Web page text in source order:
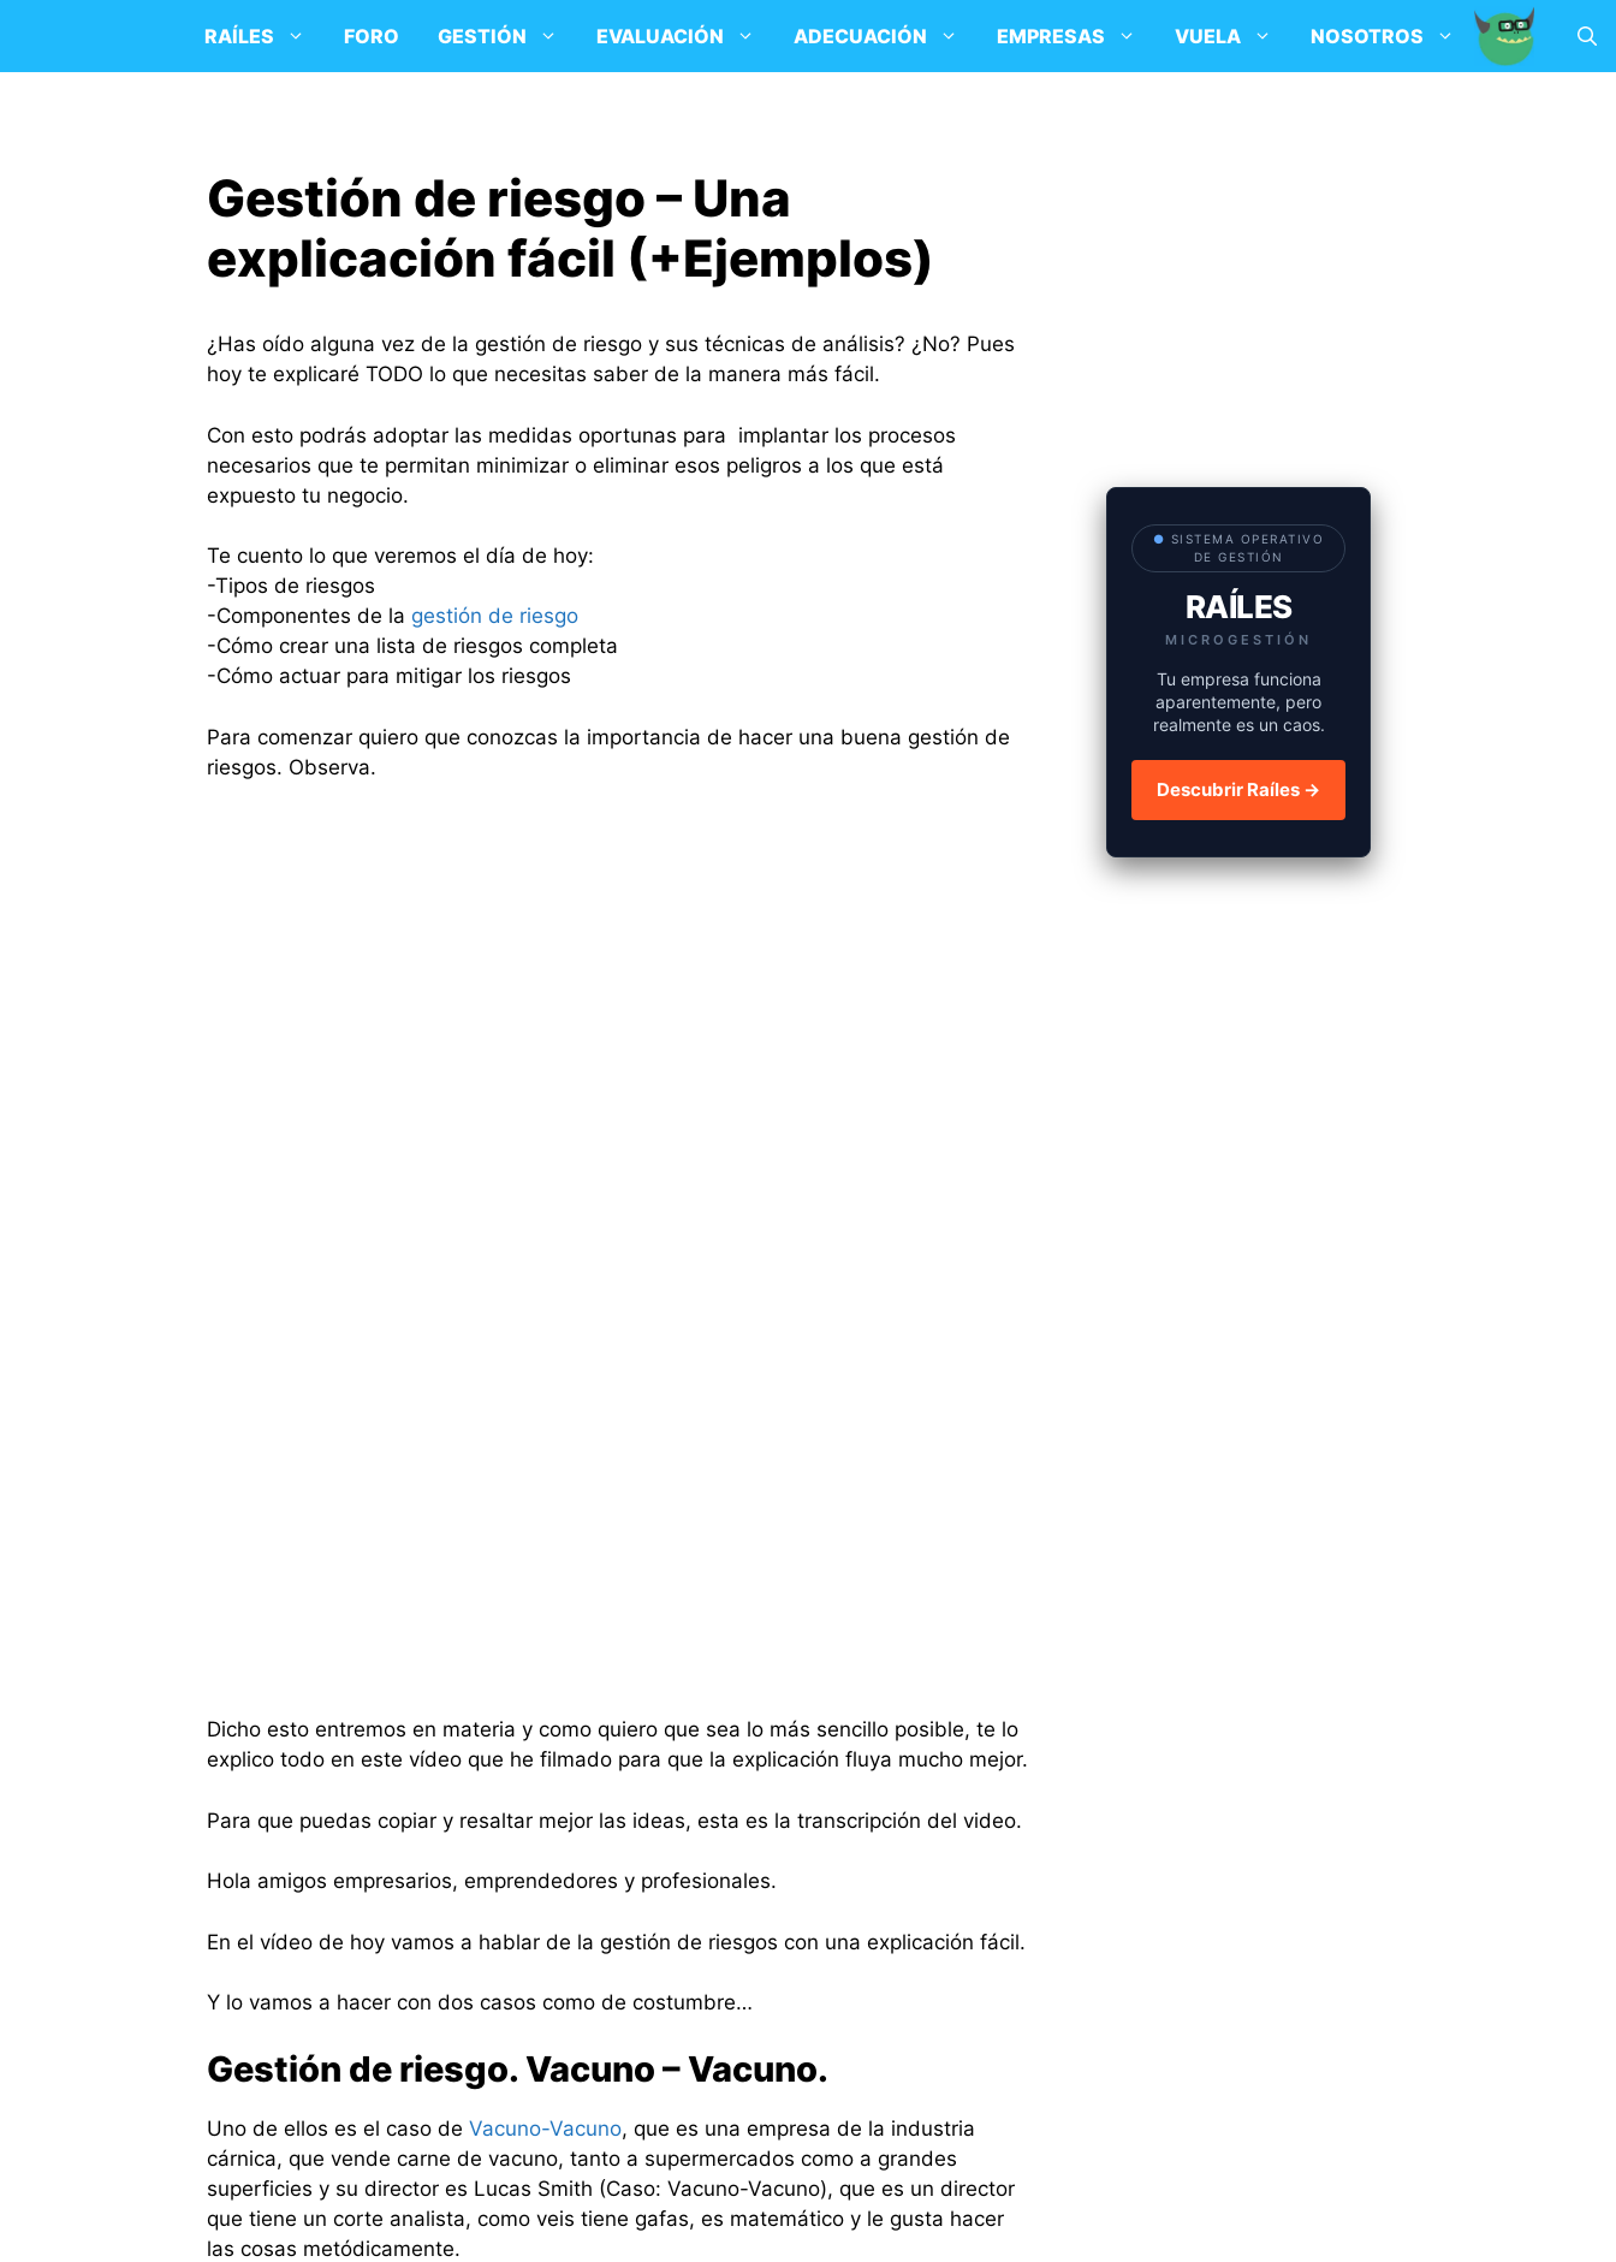
contenido
RAÍLES FORO GESTIÓN EVALUACIÓN ADECUACIÓN EMPRESAS VUELA NOSOTROS
Gestión de riesgo – Una
explicación fácil (+Ejemplos)
¿Has oído alguna vez de la gestión de riesgo y sus técnicas de análisis? ¿No? Pues
hoy te explicaré TODO lo que necesitas saber de la manera más fácil.
Con esto podrás adoptar las medidas oportunas para implantar los procesos
necesarios que te permitan minimizar o eliminar esos peligros a los que está
expuesto tu negocio.
Te cuento lo que veremos el día de hoy:
-Tipos de riesgos
-Componentes de la gestión de riesgo
-Cómo crear una lista de riesgos completa
-Cómo actuar para mitigar los riesgos
Para comenzar quiero que conozcas la importancia de hacer una buena gestión de
riesgos. Observa.
Dicho esto entremos en materia y como quiero que sea lo más sencillo posible, te lo
explico todo en este vídeo que he filmado para que la explicación fluya mucho mejor.
Para que puedas copiar y resaltar mejor las ideas, esta es la transcripción del video.
Hola amigos empresarios, emprendedores y profesionales.
En el vídeo de hoy vamos a hablar de la gestión de riesgos con una explicación fácil.
Y lo vamos a hacer con dos casos como de costumbre…
Gestión de riesgo. Vacuno – Vacuno.
Uno de ellos es el caso de Vacuno-Vacuno, que es una empresa de la industria
cárnica, que vende carne de vacuno, tanto a supermercados como a grandes
superficies y su director es Lucas Smith (Caso: Vacuno-Vacuno), que es un director
que tiene un corte analista, como veis tiene gafas, es matemático y le gusta hacer
las cosas metódicamente.
● SISTEMA OPERATIVO
DE GESTIÓN
RAÍLES
MICROGESTIÓN
Tu empresa funciona
aparentemente, pero
realmente es un caos.
Descubrir Raíles →